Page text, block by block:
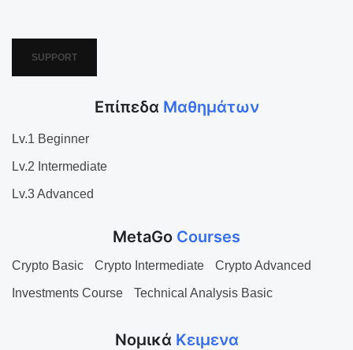
SUPPORT
Επίπεδα Μαθημάτων
Lv.1 Beginner
Lv.2 Intermediate
Lv.3 Advanced
MetaGo Courses
Crypto Basic Crypto Intermediate Crypto Advanced
Investments Course Technical Analysis Basic
Νομικά Κειμενα